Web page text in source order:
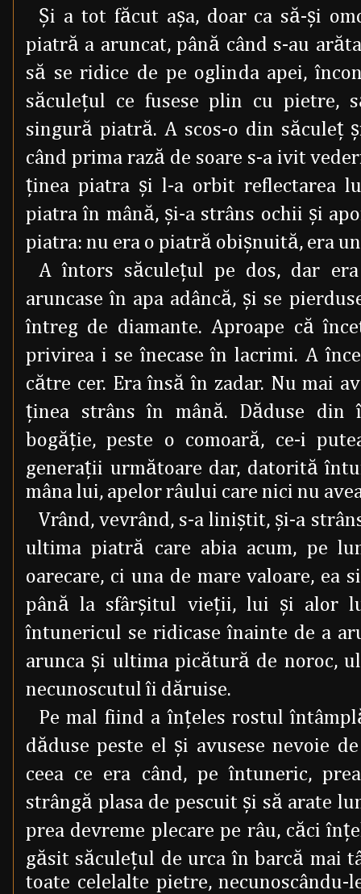
Şi a tot făcut aşa, doar ca să-şi
piatră a aruncat, până când s-au
să se ridice de pe oglinda apei,
săculeţul ce fusese plin cu pietre,
singură piatră. A scos-o din săculeţ
când prima rază de soare s-a ivit
ţinea piatra şi l-a orbit reflectarea
piatra în mână, şi-a strâns ochii şi
piatra: nu era o piatră obişnuită, era
A întors săculeţul pe dos, dar
aruncase în apa adâncă, şi se
întreg de diamante. Aproape că
privirea i se înecase în lacrimi. A
către cer. Era însă în zadar. Nu mai
ţinea strâns în mână. Dăduse din
bogăţie, peste o comoară, ce-i
generaţii următoare dar, datorită
mâna lui, apelor râului care nici nu
Vrând, vevrând, s-a liniştit, şi-a
ultima piatră care abia acum, pe
oarecare, ci una de mare valoare, ea
până la sfârşitul vieţii, lui şi alor
întunericul se ridicase înainte de a
arunca şi ultima picătură de noroc,
necunoscutul îi dăruise.
Pe mal fiind a înţeles rostul
dăduse peste el şi avusese nevoie
ceea ce era când, pe întuneric,
strângă plasa de pescuit şi să arate
prea devreme plecare pe râu, căci
găsit săculeţul de urca în barcă mai
toate celelalte pietre, necunoscându-